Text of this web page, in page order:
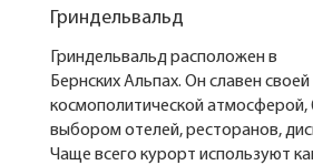
Гриндельвальд
Гриндельвальд расположен в
Бернских Альпах. Он славен своей
космополитической
выбором отелей, ресторанов,
Чаще всего курорт используют